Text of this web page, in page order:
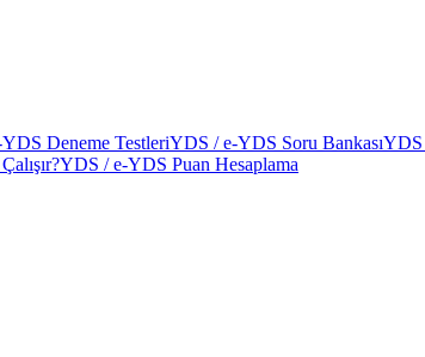
Deneme TestleriYDS / e-YDS Soru BankasıYDS
YDS / e-YDS Puan Hesaplama